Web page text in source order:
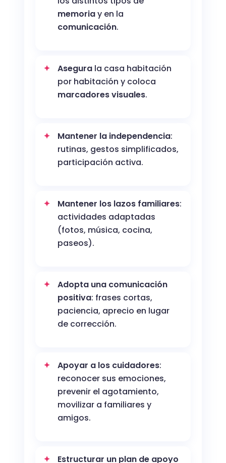
memoriay en la
comunicación.
Asegura la casa habitación
por habitación y coloca
marcadores visuales.
Mantener la independencia:
rutinas, gestos simplificados,
participación activa.
Mantener los lazos familiares:
actividades adaptadas
(fotos, música, cocina,
paseos).
Adopta una comunicación
positiva: frases cortas,
paciencia, aprecio en lugar
de corrección.
Apoyar a los cuidadores:
reconocer sus emociones,
prevenir el agotamiento,
movilizar a familiares y
amigos.
Estructurar un plan de apoyo